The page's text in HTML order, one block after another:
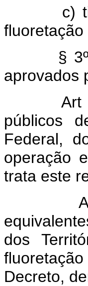
c)
§ 3º
aprovados
Art 3º
públicos
Federal,
operação
trata este
Art
dos
Decreto,